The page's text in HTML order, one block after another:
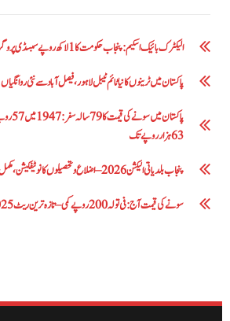
الیکٹرک بائیک اسکیم: پنجاب حکومت کا1 لاکھ روپے سبسڈی پروگرام کا آغاز ،مکمل طریقہ سامنے
پاکستان میں ٹرینوں کا نیا ٹائم ٹیبل لاہور، فیصل آباد سے نئی روانگیاں
63 ہزار روپے تک
پنجاب بلدیاتی الیکشن 2026 – اضلاع و تحصیلوں کا نوٹیفکیشن، مکمل الیکشن تیاریاں عروج پر
سونے کی قیمت آج: فی تولہ 200 روپے کمی – تازہ ترین ریٹ 2025